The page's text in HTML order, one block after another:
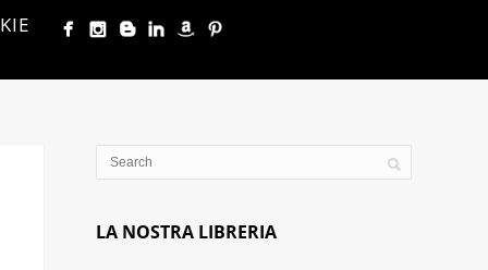
LA NOSTRA LIBRERIA